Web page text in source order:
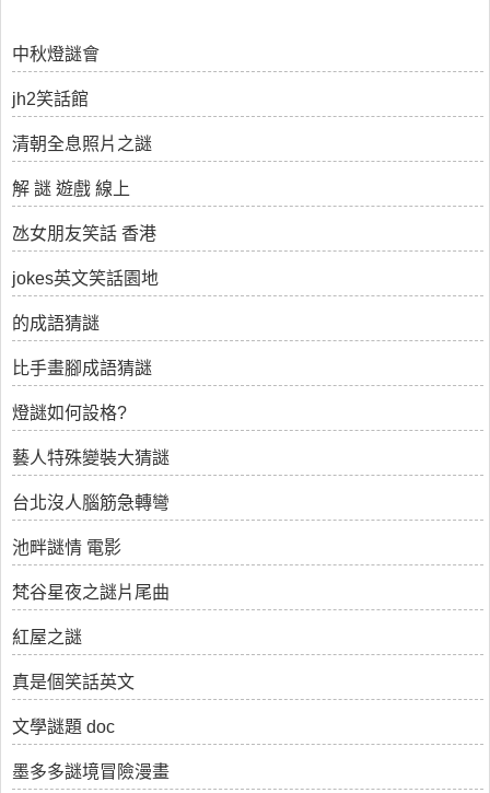
中秋燈謎會
jh2笑話館
清朝全息照片之謎
解 謎 遊戲 線上
氹女朋友笑話 香港
jokes英文笑話園地
的成語猜謎
比手畫腳成語猜謎
燈謎如何設格?
藝人特殊變裝大猜謎
台北沒人腦筋急轉彎
池畔謎情 電影
梵谷星夜之謎片尾曲
紅屋之謎
真是個笑話英文
文學謎題 doc
墨多多謎境冒險漫畫